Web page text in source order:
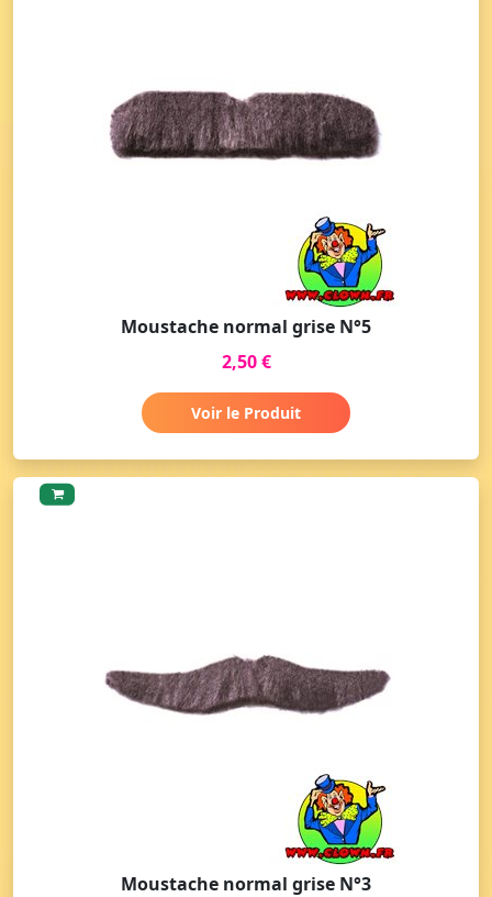
Moustache normal grise N°5
2,50 €
Voir le Produit
Moustache normal grise N°3